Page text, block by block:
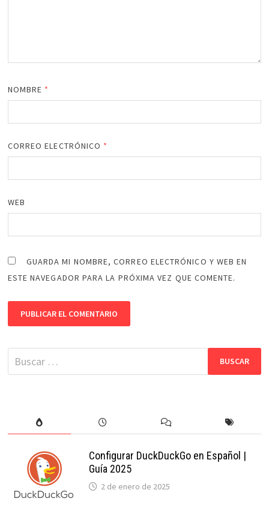
NOMBRE *
CORREO ELECTRÓNICO *
WEB
GUARDA MI NOMBRE, CORREO ELECTRÓNICO Y WEB EN
ESTE NAVEGADOR PARA LA PRÓXIMA VEZ QUE COMENTE.
Buscar:
Configurar DuckDuckGo en Español |
Guía 2025
2 de enero de 2025